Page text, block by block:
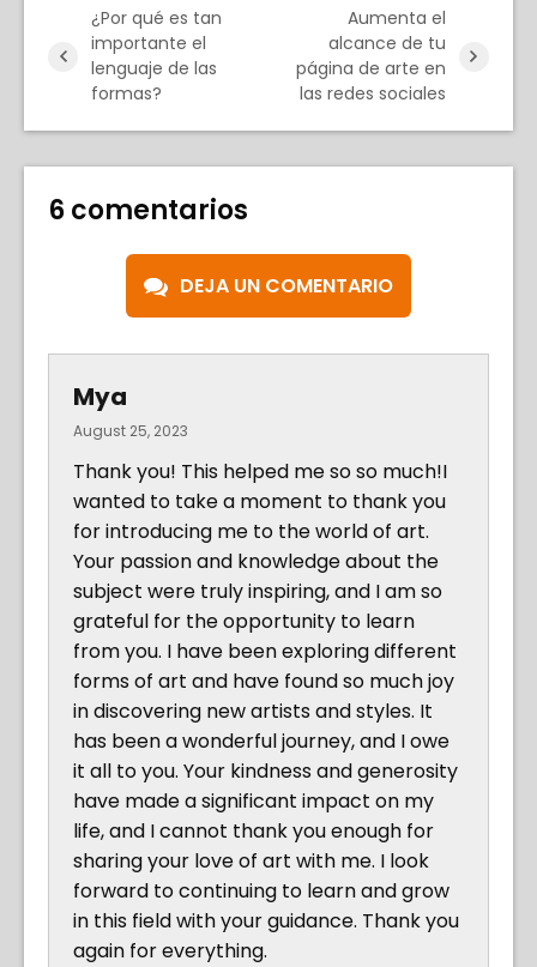
¿Por qué es tan
importante el
lenguaje de las
formas?
Aumenta el
alcance de tu
página de arte en
las redes sociales
6 comentarios
DEJA UN COMENTARIO
Mya
August 25, 2023
Thank you! This helped me so so much!I
wanted to take a moment to thank you
for introducing me to the world of art.
Your passion and knowledge about the
subject were truly inspiring, and I am so
grateful for the opportunity to learn
from you. I have been exploring different
forms of art and have found so much joy
in discovering new artists and styles. It
has been a wonderful journey, and I owe
it all to you. Your kindness and generosity
have made a significant impact on my
life, and I cannot thank you enough for
sharing your love of art with me. I look
forward to continuing to learn and grow
in this field with your guidance. Thank you
again for everything.